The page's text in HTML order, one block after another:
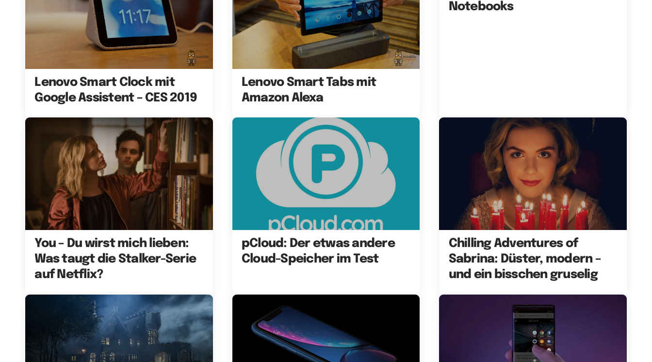
Lenovo Smart Clock mit
Google Assistent – CES 2019
Lenovo Smart Tabs mit
Amazon Alexa
Notebooks
You – Du wirst mich lieben:
Was taugt die Stalker-Serie
auf Netflix?
pCloud: Der etwas andere
Cloud-Speicher im Test
Chilling Adventures of
Sabrina: Düster, modern –
und ein bisschen gruselig